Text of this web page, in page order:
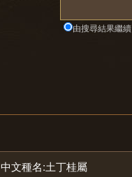
由搜尋結果繼續
中文種名:土丁桂屬